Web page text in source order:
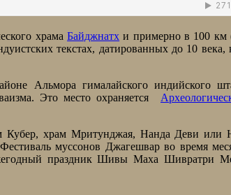
храмаБайджнатх и примерно в 100 км
текстах, датированных до 10 века,
Альмора гималайского индийского
Это место охраняется
Кубер, храм Мритунджая, Нанда Деви или
муссонов Джагешвар во время
праздник Шивы Маха Шивратри